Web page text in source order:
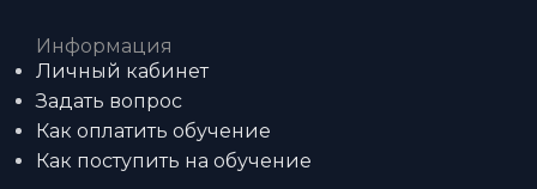
Информация
Личный кабинет
Задать вопрос
Как оплатить обучение
Как поступить на обучение